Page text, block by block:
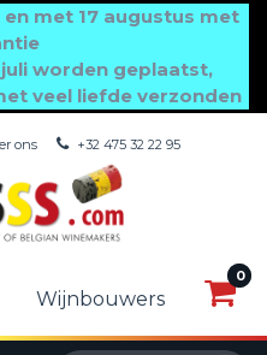
met 17 augustus met
worden geplaatst,
veel liefde verzonden
ons +32 475 32 22 95
Wijnbouwers
0
0